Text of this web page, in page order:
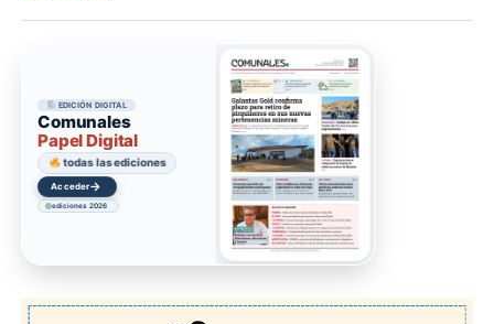
EDICIÓN DIGITAL
Comunales
Papel Digital
todas las ediciones
Acceder→
ediciones 2026